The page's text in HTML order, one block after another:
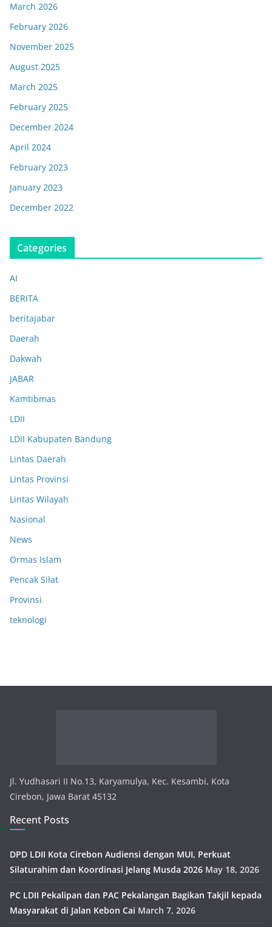
March 2026
February 2026
November 2025
August 2025
March 2025
February 2025
December 2024
April 2024
February 2023
January 2023
December 2022
Categories
AI
BERITA
beritajabar
Daerah
Dakwah
JABAR
Kamtibmas
LDII
LDII Kabupaten Bandung
Lintas Daerah
Lintas Provinsi
Lintas Wilayah
Nasional
News
Ormas Islam
Pencak Silat
Provinsi
teknologi
Jl. Yudhasari II No.13, Karyamulya, Kec. Kesambi, Kota
Cirebon, Jawa Barat 45132
Recent Posts
DPD LDII Kota Cirebon Audiensi dengan MUI, Perkuat
Silaturahim dan Koordinasi Jelang Musda 2026 May 18, 2026
PC LDII Pekalipan dan PAC Pekalangan Bagikan Takjil kepada
Masyarakat di Jalan Kebon Cai March 7, 2026